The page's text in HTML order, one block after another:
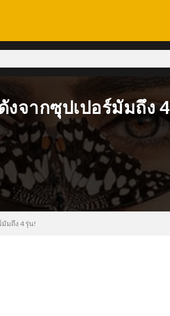
จากซุปเปอร์มัมถึง 4
มถึง 4 รุ่น!